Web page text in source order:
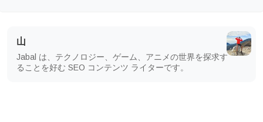
山
Jabal は、テクノロジー、ゲーム、アニメの世界を探求す
ることを好む SEO コンテンツ ライターです。